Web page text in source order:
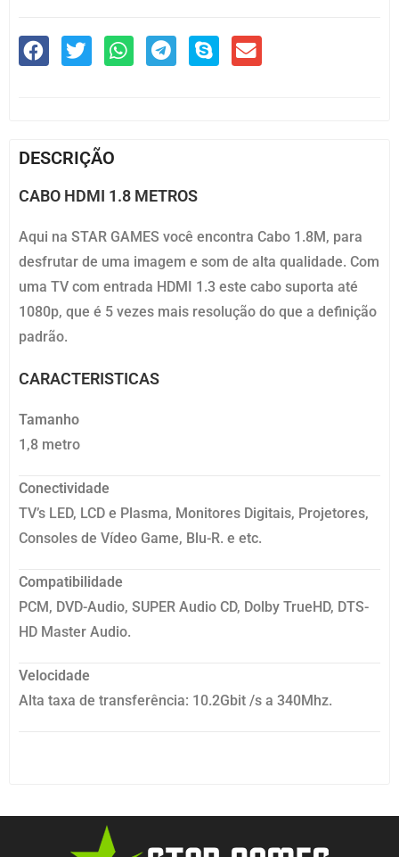
DESCRIÇÃO
CABO HDMI 1.8 METROS
Aqui na STAR GAMES você encontra Cabo 1.8M, para
desfrutar de uma imagem e som de alta qualidade. Com
uma TV com entrada HDMI 1.3 este cabo suporta até
1080p, que é 5 vezes mais resolução do que a definição
padrão.
CARACTERISTICAS
Tamanho
1,8 metro
Conectividade
TV’s LED, LCD e Plasma, Monitores Digitais, Projetores,
Consoles de Vídeo Game, Blu-R. e etc.
Compatibilidade
PCM, DVD-Audio, SUPER Audio CD, Dolby TrueHD, DTS-
HD Master Audio.
Velocidade
Alta taxa de transferência: 10.2Gbit /s a 340Mhz.